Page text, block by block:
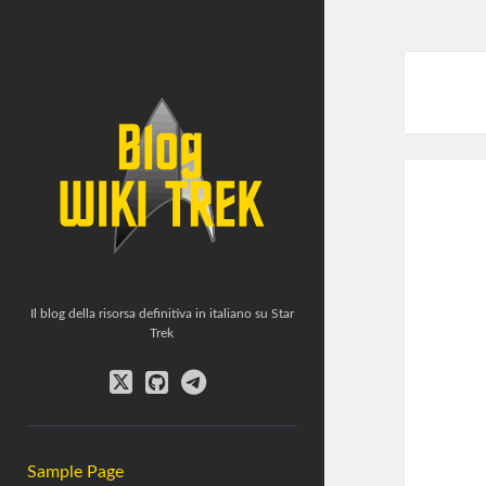
Il blog della risorsa definitiva in italiano su Star
Trek
twitter
githubtelegram
Sample Page